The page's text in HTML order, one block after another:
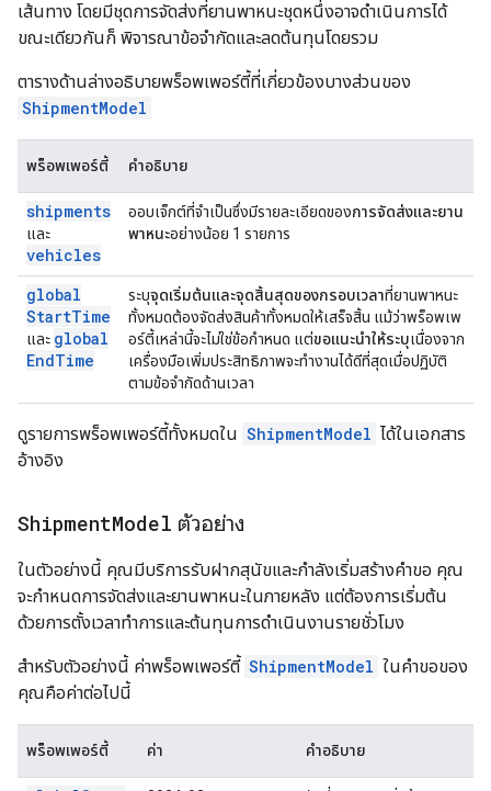
เส้นทาง โดยมีชุดการจัดส่งที่ยานพาหนะชุดหนึ่งอาจดำเนินการได้
ขณะเดียวกันก็ พิจารณาข้อจํากัดและลดต้นทุนโดยรวม
ตารางด้านล่างอธิบายพร็อพเพอร์ตี้ที่เกี่ยวข้องบางส่วนของ
ShipmentModel
พร็อพเพอร์ตี้ คำอธิบาย
shipments
และ
vehicles
ออบเจ็กต์ที่จำเป็นซึ่งมีรายละเอียดของการจัดส่งและยาน
พาหนะอย่างน้อย 1 รายการ
global
StartTime
และ global
EndTime
ระบุจุดเริ่มต้นและจุดสิ้นสุดของกรอบเวลาที่ยานพาหนะ
ทั้งหมดต้องจัดส่งสินค้าทั้งหมดให้เสร็จสิ้น แม้ว่าพร็อพเพ
อร์ตี้เหล่านี้จะไม่ใช่ข้อกำหนด แต่ขอแนะนำให้ระบุเนื่องจาก
เครื่องมือเพิ่มประสิทธิภาพจะทำงานได้ดีที่สุดเมื่อปฏิบัติ
ตามข้อจำกัดด้านเวลา
ดูรายการพร็อพเพอร์ตี้ทั้งหมดใน ShipmentModel ได้ในเอกสาร
อ้างอิง
ShipmentModel ตัวอย่าง
ในตัวอย่างนี้ คุณมีบริการรับฝากสุนัขและกำลังเริ่มสร้างคำขอ คุณ
จะกำหนดการจัดส่งและยานพาหนะในภายหลัง แต่ต้องการเริ่มต้น
ด้วยการตั้งเวลาทำการและต้นทุนการดำเนินงานรายชั่วโมง
สำหรับตัวอย่างนี้ ค่าพร็อพเพอร์ตี้ ShipmentModel ในคำขอของ
คุณคือค่าต่อไปนี้
พร็อพเพอร์ตี้ ค่า คำอธิบาย